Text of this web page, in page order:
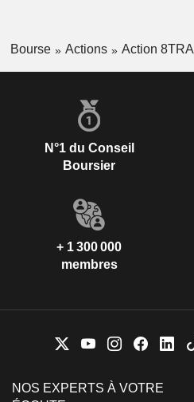
Bourse Actions Action 8TRA
N°1 du Conseil
Boursier
+ 1 300 000
membres
NOS EXPERTS À VOTRE